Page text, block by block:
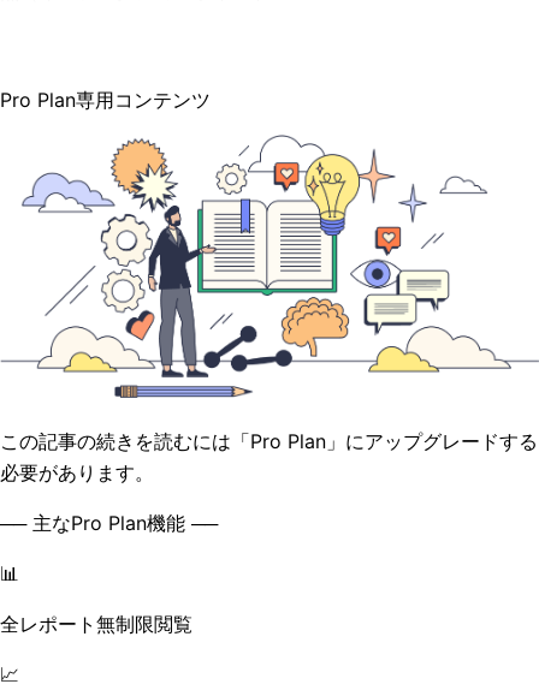
Pro Plan専用コンテンツ
この記事の続きを読むには「Pro Plan」にアップグレードする
必要があります。
── 主なPro Plan機能 ──
📊
全レポート無制限閲覧
📈